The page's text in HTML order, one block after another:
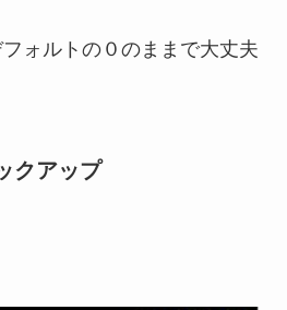
ォルトの０のままで大丈夫
クアップ